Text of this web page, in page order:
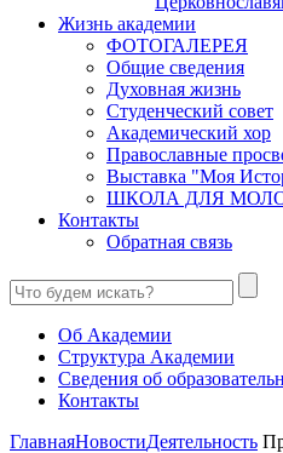
Жизнь академии
ФОТОГАЛЕРЕЯ
Общие сведения
Духовная жизнь
Студенческий совет
Академический хор
Православные
Выставка "Моя
ШКОЛА ДЛЯ
Контакты
Обратная связь
Об Академии
Структура Академии
Сведения об
Контакты
ГлавнаяНовостиДеятельность